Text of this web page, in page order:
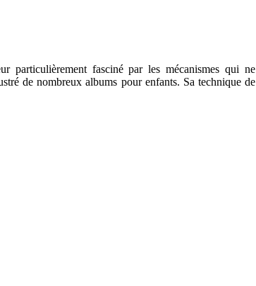
particulièrement fasciné par les mécanismes qui ne
de nombreux albums pour enfants. Sa technique de